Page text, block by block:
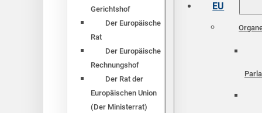
Gerichtshof
Der Europäische
Rat
Der Europäische
Rechnungshof
Der Rat der
Europäischen Union
(Der Ministerrat)
EU